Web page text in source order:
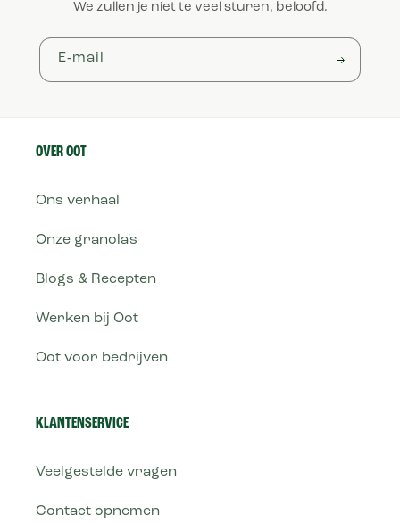
We zullen je niet te veel sturen, beloofd.
E‑mail
OVER OOT
Ons verhaal
Onze granola's
Blogs & Recepten
Werken bij Oot
Oot voor bedrijven
KLANTENSERVICE
Veelgestelde vragen
Contact opnemen